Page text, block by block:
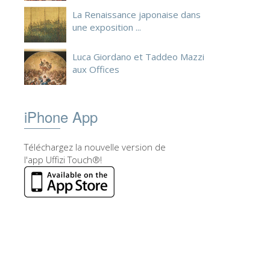
La Renaissance japonaise dans
une exposition ...
Luca Giordano et Taddeo Mazzi
aux Offices
iPhone App
Téléchargez la nouvelle version de
l'app Uffizi Touch®!